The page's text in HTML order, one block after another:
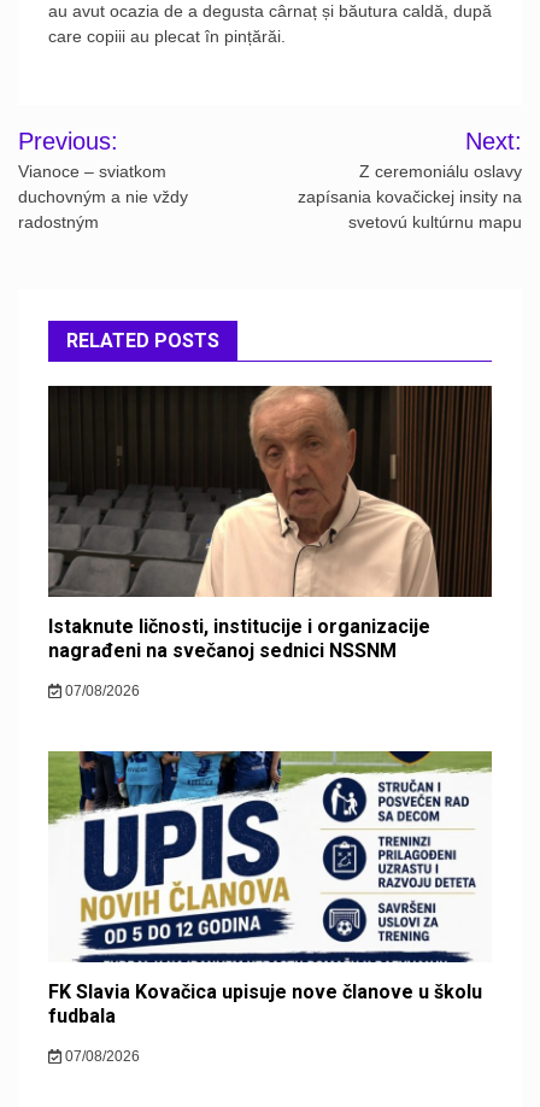
au avut ocazia de a degusta cârnaț și băutura caldă, după
care copiii au plecat în pințărăi.
Post
navigation
Previous:
Vianoce – sviatkom
duchovným a nie vždy
radostným
Next:
Z ceremoniálu oslavy
zapísania kovačickej insity na
svetovú kultúrnu mapu
RELATED POSTS
Istaknute ličnosti, institucije i organizacije
nagrađeni na svečanoj sednici NSSNM
07/08/2026
FK Slavia Kovačica upisuje nove članove u školu
fudbala
07/08/2026